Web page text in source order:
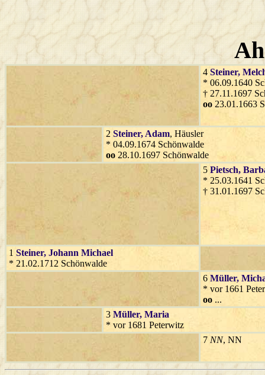
4 Steiner,
* 06.09.1640
† 27.11.1697
oo 23.01.1663
2 Steiner, Adam, Häusler
* 04.09.1674 Schönwalde
oo 28.10.1697 Schönwalde
5 Pietsch,
* 25.03.1641
† 31.01.1697
1 Steiner, Johann Michael
* 21.02.1712 Schönwalde
6 Müller,
* vor 1661
oo ...
3 Müller, Maria
* vor 1681 Peterwitz
7 NN, NN